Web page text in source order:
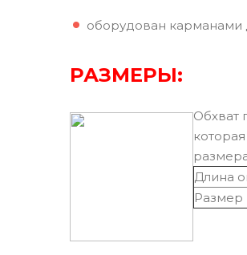
оборудован карманами
РАЗМЕРЫ:
Обхват
Длина